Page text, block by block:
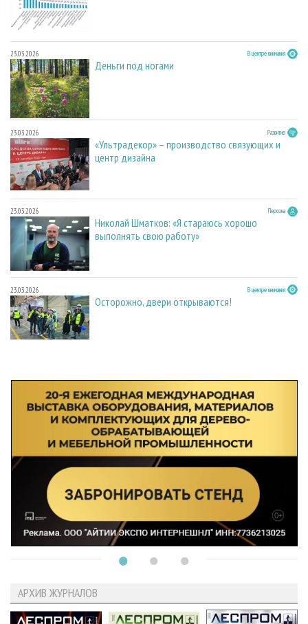
23.03.2026 В центре внимания
Деньги под ногами
23.03.2026 Развитие
«Ультрадекор» – производство связующих и
центр дизайна
23.03.2026 Персона
Николай Шматков: «Я стараюсь хорошо
выполнять свою работу»
23.03.2026 В центре внимания
Осторожно, двери открываются!
АРХИВ ЖУРНАЛОВ